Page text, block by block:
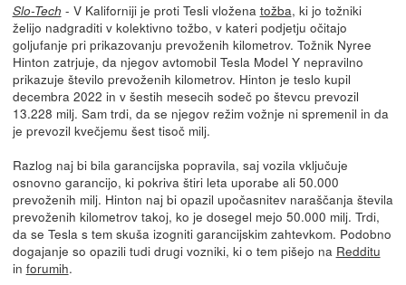
Slo-Tech - V Kaliforniji je proti Tesli vložena tožba, ki jo tožniki
želijo nadgraditi v kolektivno tožbo, v kateri podjetju očitajo
goljufanje pri prikazovanju prevoženih kilometrov. Tožnik Nyree
Hinton zatrjuje, da njegov avtomobil Tesla Model Y nepravilno
prikazuje število prevoženih kilometrov. Hinton je teslo kupil
decembra 2022 in v šestih mesecih sodeč po števcu prevozil
13.228 milj. Sam trdi, da se njegov režim vožnje ni spremenil in da
je prevozil kvečjemu šest tisoč milj.
Razlog naj bi bila garancijska popravila, saj vozila vključuje
osnovno garancijo, ki pokriva štiri leta uporabe ali 50.000
prevoženih milj. Hinton naj bi opazil upočasnitev naraščanja števila
prevoženih kilometrov takoj, ko je dosegel mejo 50.000 milj. Trdi,
da se Tesla s tem skuša izogniti garancijskim zahtevkom. Podobno
dogajanje so opazili tudi drugi vozniki, ki o tem pišejo na Redditu
in forumih.